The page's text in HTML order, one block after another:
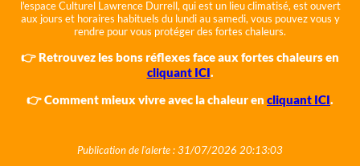
l'espace Culturel Lawrence Durrell, qui est un lieu climatisé, est ouvert
aux jours et horaires habituels du lundi au samedi, vous pouvez vous y
rendre pour vous protéger des fortes chaleurs.
👉 Retrouvez les bons réflexes face aux fortes chaleurs en
cliquant ICI.
👉 Comment mieux vivre avec la chaleur en cliquant ICI.
Publication de l'alerte : 31/07/2026 20:13:03